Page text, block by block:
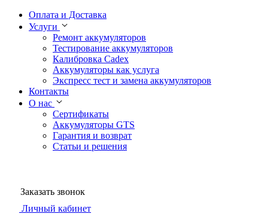
Оплата и Доставка
Услуги
Ремонт аккумуляторов
Тестирование аккумуляторов
Калибровка Cadex
Аккумуляторы как услуга
Экспресс тест и замена аккумуляторов
Контакты
О нас
Сертификаты
Аккумуляторы GTS
Гарантия и возврат
Статьи и решения
Заказать звонок
Личный кабинет